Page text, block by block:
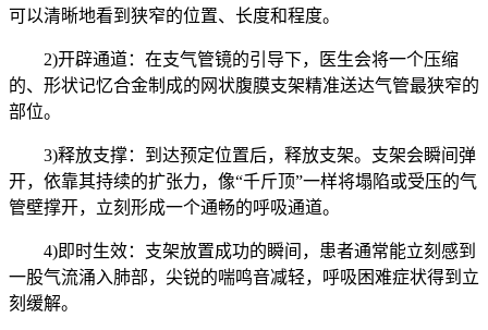
可以清晰地看到狭窄的位置、长度和程度。
2)开辟通道：在支气管镜的引导下，医生会将一个压缩
的、形状记忆合金制成的网状腹膜支架精准送达气管最狭窄的
部位。
3)释放支撑：到达预定位置后，释放支架。支架会瞬间弹
开，依靠其持续的扩张力，像“千斤顶”一样将塌陷或受压的气
管壁撑开，立刻形成一个通畅的呼吸通道。
4)即时生效：支架放置成功的瞬间，患者通常能立刻感到
一股气流涌入肺部，尖锐的喘鸣音减轻，呼吸困难症状得到立
刻缓解。